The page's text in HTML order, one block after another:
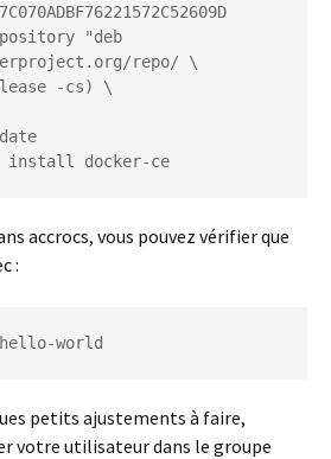
repo/ \
install docker-ce
accrocs, vous pouvez vérifier que
:
world
petits ajustements à faire,
votre utilisateur dans le groupe